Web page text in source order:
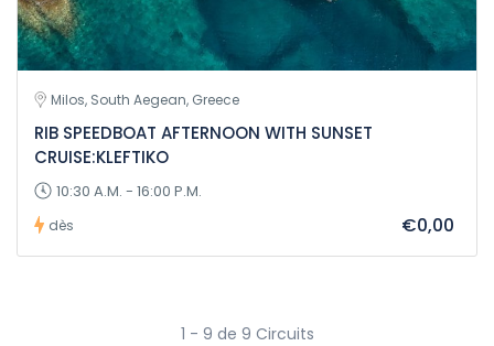
Milos, South Aegean, Greece
RIB SPEEDBOAT AFTERNOON WITH SUNSET
CRUISE:KLEFTIKO
10:30 A.M. - 16:00 P.M.
dès €0,00
1 - 9 de 9 Circuits